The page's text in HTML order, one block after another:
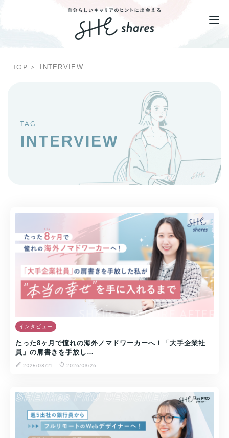
TOP INTERVIEW
TAG
INTERVIEW
インタビュー
たった8ヶ月で憧れの海外ノマドワーカーへ！「大手企業社
員」の肩書きを手放し…
2025/08/21
2026/03/26